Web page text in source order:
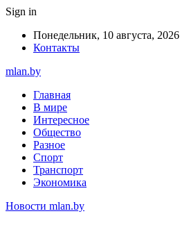
Sign in
Понедельник, 10 августа, 2026
Контакты
mlan.by
Главная
В мире
Интересное
Общество
Разное
Спорт
Транспорт
Экономика
Новости mlan.by